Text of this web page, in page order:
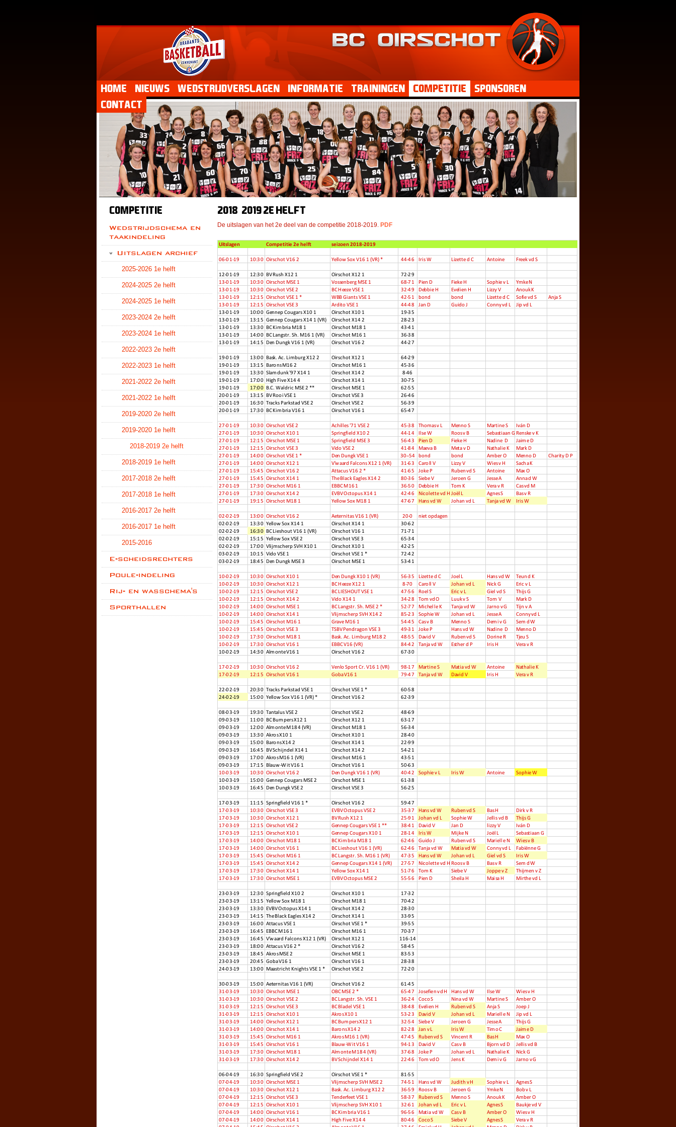
Home Nieuws Wedstrijdverslagen Informatie Trainingen Competitie
Sponsoren
Contact
Competitie
Wedstrijdschema en
taakindeling
Uitslagen archief
2025-2026 1e helft
2024-2025 2e helft
2024-2025 1e helft
2023-2024 2e helft
2023-2024 1e helft
2022-2023 2e helft
2022-2023 1e helft
2021-2022 2e helft
2021-2022 1e helft
2019-2020 2e helft
2019-2020 1e helft
2018-2019 2e helft
2018-2019 1e helft
2017-2018 2e helft
2017-2018 1e helft
2016-2017 2e helft
2016-2017 1e helft
2015-2016
E-scheidsrechters
Poule-indeling
Rij- en wasschema's
Sporthallen
2018-2019 2e helft
De uitslagen van het 2e deel van de competitie 2018-2019. PDF